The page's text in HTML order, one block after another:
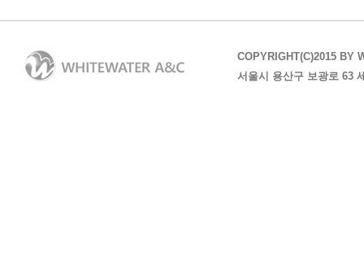
COPYRIGHT(C)2015 BY
서울시 용산구 보광로 63